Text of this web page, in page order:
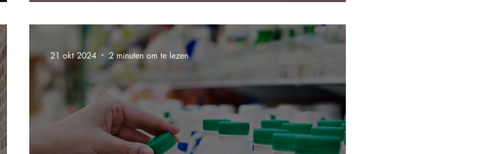
21 okt 2024 2 minuten om te lezen